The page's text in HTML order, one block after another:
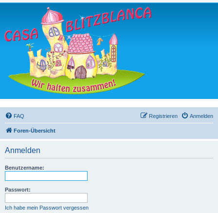
FAQ Anmelden
Registrieren
Foren-Übersicht
Anmelden
Benutzername:
Passwort:
Ich habe mein Passwort vergessen